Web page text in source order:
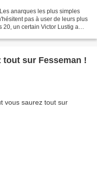
anarques les plus simples
pas à user de leurs plus
20, un certain Victor Lustig a
sur Fesseman !